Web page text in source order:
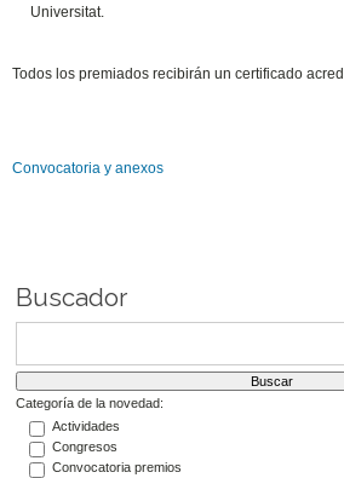
Universitat.
Todos los premiados recibirán un certificado
Convocatoria y anexos
Buscador
Categoría de la novedad:
Actividades
Congresos
Convocatoria premios